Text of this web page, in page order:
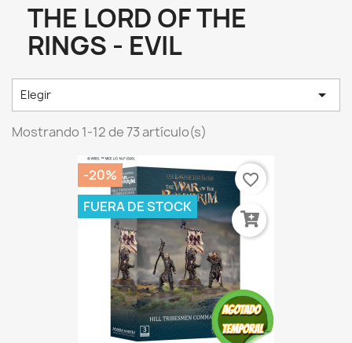
THE LORD OF THE
RINGS - EVIL
Elegir 
Mostrando 1-12 de 73 artículo(s)
-20%
FUERA DE STOCK
favorite_border